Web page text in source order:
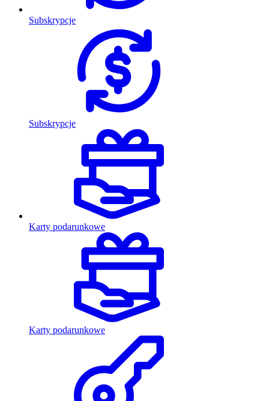
Subskrypcje
Subskrypcje
Karty podarunkowe
Karty podarunkowe